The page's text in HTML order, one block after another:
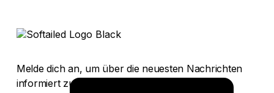
Melde dich an, um über die neuesten Nachrichten
informiert zu werden.